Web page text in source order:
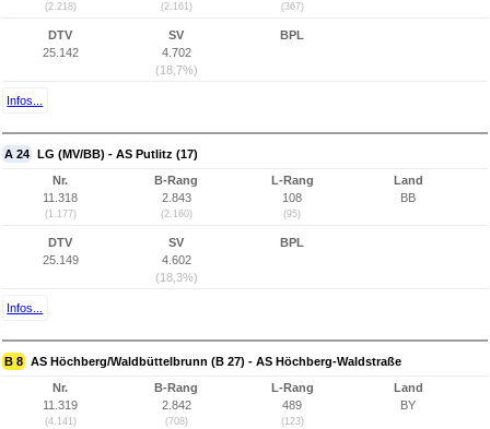
(2.218) (2.161) (367)
DTV
25.142
SV
4.702
(18,7%)
BPL
Infos...
A 24 LG (MV/BB) - AS Putlitz (17)
Nr.
11.318
(1.177)
B-Rang
2.843
(2.160)
L-Rang
108
(95)
Land
BB
DTV
25.149
SV
4.602
(18,3%)
BPL
Infos...
B 8 AS Höchberg/Waldbüttelbrunn (B 27) - AS Höchberg-Waldstraße
Nr.
11.319
(4.141)
B-Rang
2.842
(708)
L-Rang
489
(123)
Land
BY